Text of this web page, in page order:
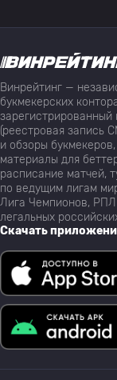
Винрейтинг —
букмекерских
(реестровая
и обзоры
материалы для
расписание матчей,
по ведущим лигам
Лига Чемпионов, РПЛ
легальных
Скачать